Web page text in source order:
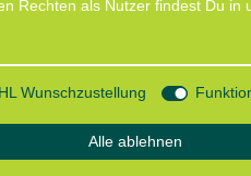
Instagram:
Rechten als Nutzer findest Du in
Wunschzustellung
Alle ablehnen